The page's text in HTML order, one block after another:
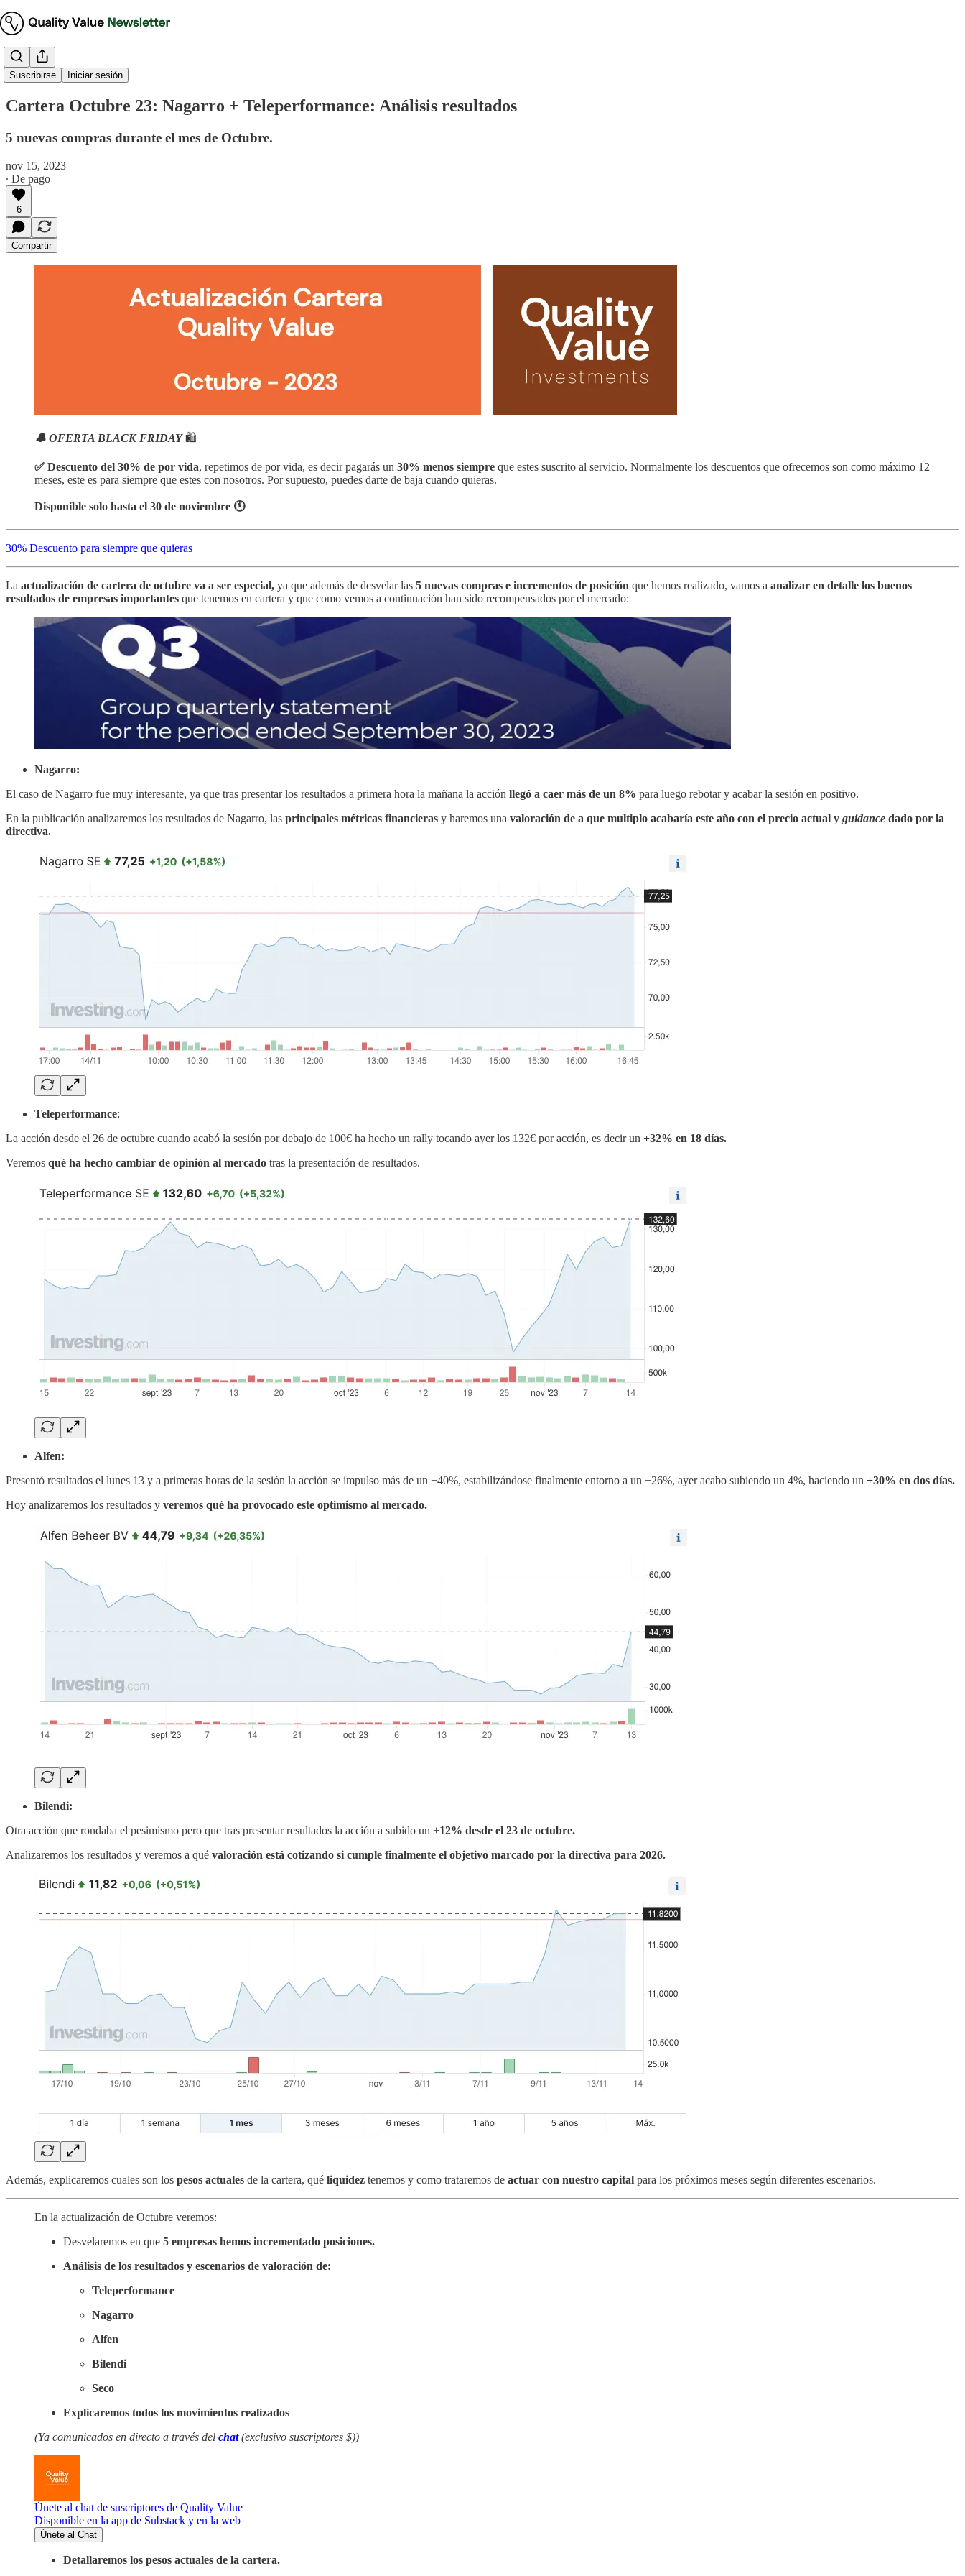
Suscribirse Iniciar sesión
Cartera Modelo
Cartera Octubre 23: Nagarro + Teleperformance: Análisis resultados
5 nuevas compras durante el mes de Octubre.
nov 15, 2023
∙ De pago
6
Compartir
🔔 OFERTA BLACK FRIDAY🛍️
✅ Descuento del 30% de por vida, repetimos de por vida, es decir pagarás un 30% menos siempre que estes suscrito al servicio. Normalmente los descuentos que ofrecemos son como máximo 12
meses, este es para siempre que estes con nosotros. Por supuesto, puedes darte de baja cuando quieras.
Disponible solo hasta el 30 de noviembre 🕚
30% Descuento para siempre que quieras
La actualización de cartera de octubre va a ser especial, ya que además de desvelar las 5 nuevas compras e incrementos de posición que hemos realizado, vamos a analizar en detalle los buenos
resultados de empresas importantes que tenemos en cartera y que como vemos a continuación han sido recompensados por el mercado:
Nagarro:
El caso de Nagarro fue muy interesante, ya que tras presentar los resultados a primera hora la mañana la acción llegó a caer más de un 8% para luego rebotar y acabar la sesión en positivo.
En la publicación analizaremos los resultados de Nagarro, las principales métricas financieras y haremos una valoración de a que multiplo acabaría este año con el precio actual y guidance dado por la
directiva.
Teleperformance:
La acción desde el 26 de octubre cuando acabó la sesión por debajo de 100€ ha hecho un rally tocando ayer los 132€ por acción, es decir un +32% en 18 días.
Veremos qué ha hecho cambiar de opinión al mercado tras la presentación de resultados.
Alfen:
Presentó resultados el lunes 13 y a primeras horas de la sesión la acción se impulso más de un +40%, estabilizándose finalmente entorno a un +26%, ayer acabo subiendo un 4%, haciendo un +30% en dos días.
Hoy analizaremos los resultados y veremos qué ha provocado este optimismo al mercado.
Bilendi:
Otra acción que rondaba el pesimismo pero que tras presentar resultados la acción a subido un +12% desde el 23 de octubre.
Analizaremos los resultados y veremos a qué valoración está cotizando si cumple finalmente el objetivo marcado por la directiva para 2026.
Además, explicaremos cuales son los pesos actuales de la cartera, qué liquidez tenemos y como trataremos de actuar con nuestro capital para los próximos meses según diferentes escenarios.
En la actualización de Octubre veremos:
Desvelaremos en que 5 empresas hemos incrementado posiciones.
Análisis de los resultados y escenarios de valoración de:
Teleperformance
Nagarro
Alfen
Bilendi
Seco
Explicaremos todos los movimientos realizados
(Ya comunicados en directo a través del chat (exclusivo suscriptores $))
Únete al chat de suscriptores de Quality Value
Disponible en la app de Substack y en la web
Únete al Chat
Detallaremos los pesos actuales de la cartera.